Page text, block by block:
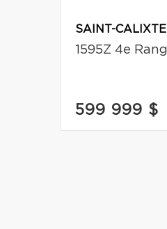
SAINT-CALIXTE
1595Z 4e Rang
599 999 $